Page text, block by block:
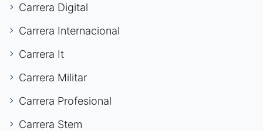
Carrera Digital
Carrera Internacional
Carrera It
Carrera Militar
Carrera Profesional
Carrera Stem